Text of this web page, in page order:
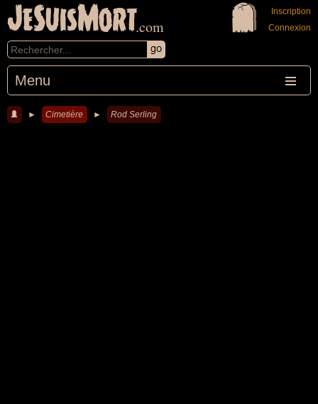
JeSuisMort.com
Menu
Inscription
Connexion
► Cimetière ► Rod Serling